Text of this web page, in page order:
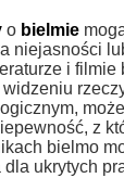
o bielmie
niejasności
i filmie
z
bielmo
ukrytych